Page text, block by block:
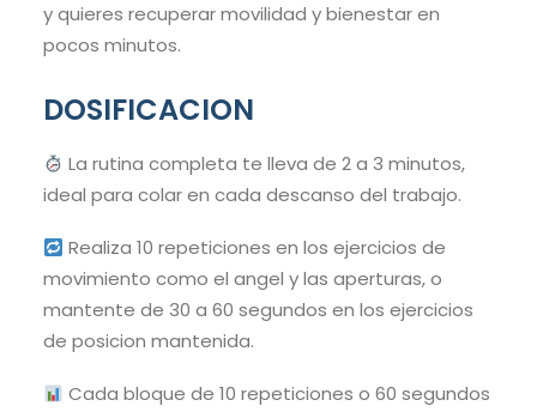
y quieres recuperar movilidad y bienestar en
pocos minutos.
DOSIFICACION
La rutina completa te lleva de 2 a 3 minutos,
ideal para colar en cada descanso del trabajo.
Realiza 10 repeticiones en los ejercicios de
movimiento como el angel y las aperturas, o
mantente de 30 a 60 segundos en los ejercicios
de posicion mantenida.
Cada bloque de 10 repeticiones o 60 segundos